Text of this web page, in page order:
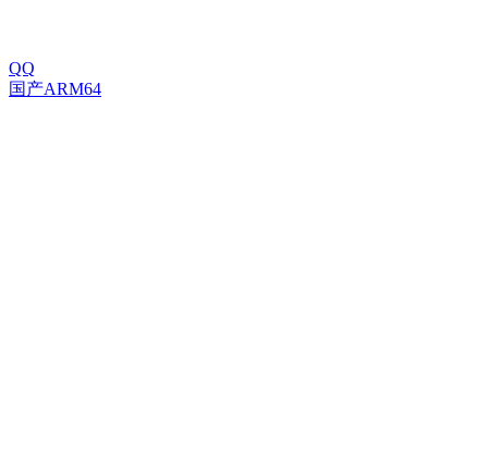
QQ
国产ARM64